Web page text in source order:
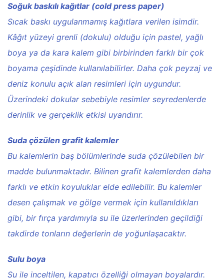
Soğuk baskılı kağıtlar (cold press paper)
Sıcak baskı uygulanmamış kağıtlara verilen isimdir.
Kâğıt yüzeyi grenli (dokulu) olduğu için pastel, yağlı
boya ya da kara kalem gibi birbirinden farklı bir çok
boyama çeşidinde kullanılabilirler. Daha çok peyzaj ve
deniz konulu açık alan resimleri için uygundur.
Üzerindeki dokular sebebiyle resimler seyredenlerde
derinlik ve gerçeklik etkisi uyandırır.
Suda çözülen grafit kalemler
Bu kalemlerin baş bölümlerinde suda çözülebilen bir
madde bulunmaktadır. Bilinen grafit kalemlerden daha
farklı ve etkin koyuluklar elde edilebilir. Bu kalemler
desen çalışmak ve gölge vermek için kullanıldıkları
gibi, bir fırça yardımıyla su ile üzerlerinden geçildiği
takdirde tonların değerlerin de yoğunlaşacaktır.
Sulu boya
Su ile inceltilen, kapatıcı özelliği olmayan boyalardır.